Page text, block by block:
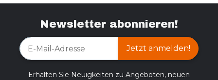
Newsletter abonnieren!
Jetzt anmelden!
Erhalten Sie Neuigkeiten zu Angeboten, neuen